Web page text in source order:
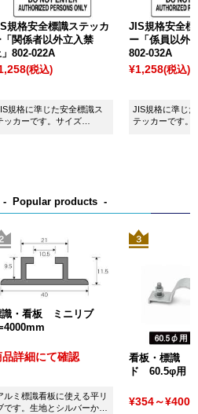
規格安全標識ステッカ
「関係者以外立入禁
」802-022A
(税込)
規格に準じた安全標識ス
ッカーです。サイズ
JIS規格安全
ー「係員以外
802-032A
¥1,258(税込)
JIS規格に準じ
テッカーです。
Popular products
識・看板 ミニリブ
品詳細にて確認
ルミ標識看板に使える平リ
です。生地とシルバーから
看板・標識
ド 60.5φ用
¥354～¥400